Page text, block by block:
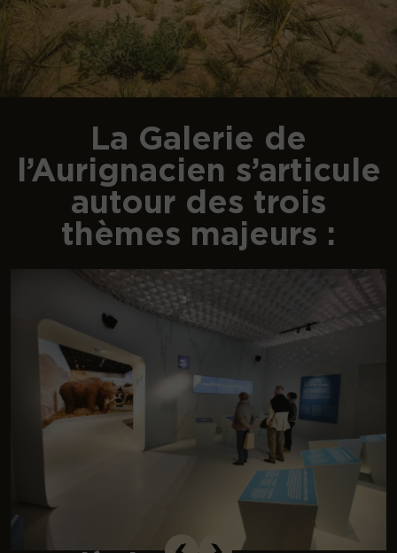
La Galerie de
l’Aurignacien s’articule
autour des trois
thèmes majeurs :